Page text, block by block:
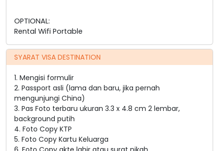
OPTIONAL:
Rental Wifi Portable
SYARAT VISA DESTINATION
1. Mengisi formulir
2. Passport asli (lama dan baru, jika pernah
mengunjungi China)
3. Pas Foto terbaru ukuran 3.3 x 4.8 cm 2 lembar,
background putih
4. Foto Copy KTP
5. Foto Copy Kartu Keluarga